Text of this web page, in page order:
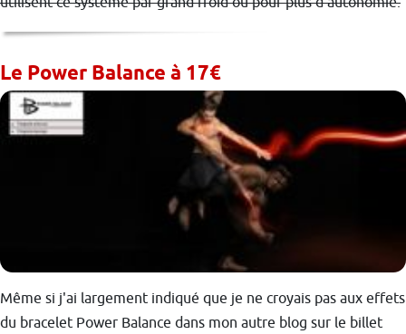
Le Power Balance à 17€
Même si j'ai largement indiqué que je ne croyais pas aux effets
du bracelet Power Balance dans mon autre blog sur le billet